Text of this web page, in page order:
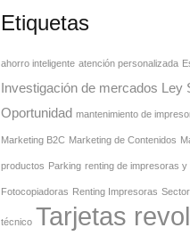
Etiquetas
ahorro inteligente atención personalizada
Investigación de mercados
Oportunidad mantenimiento de
Marketing B2C Marketing de Contenidos
productos Parking renting de impresoras y
Fotocopiadoras Renting Impresoras
técnico Tarjetas